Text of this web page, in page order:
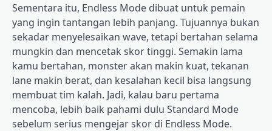
Sementara itu, Endless Mode dibuat untuk pemain
yang ingin tantangan lebih panjang. Tujuannya bukan
sekadar menyelesaikan wave, tetapi bertahan selama
mungkin dan mencetak skor tinggi. Semakin lama
kamu bertahan, monster akan makin kuat, tekanan
lane makin berat, dan kesalahan kecil bisa langsung
membuat tim kalah. Jadi, kalau baru pertama
mencoba, lebih baik pahami dulu Standard Mode
sebelum serius mengejar skor di Endless Mode.